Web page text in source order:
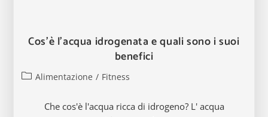
Cos’è l’acqua idrogenata e quali sono i suoi
benefici
Categoria
Alimentazione / Fitness
Che cos'è l'acqua ricca di idrogeno? L' acqua